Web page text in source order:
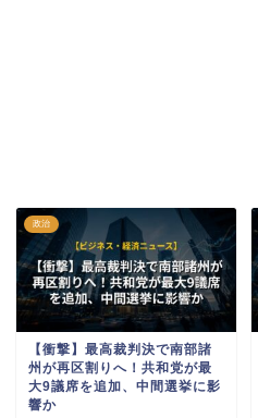
政治
【衝撃】最高裁判決で南部諸
州が再区割りへ！共和党が最
大9議席を追加、中間選挙に影
響か